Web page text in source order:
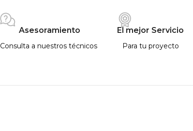
Asesoramiento
Consulta a nuestros técnicos
El mejor Servicio
Para tu proyecto